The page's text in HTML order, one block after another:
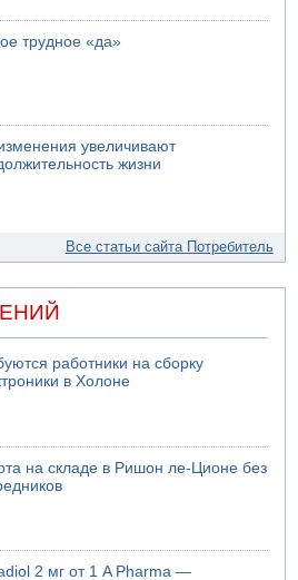
трудное «да»
увеличивают
жизни
Все статьи сайта Потребитель
работники на сборку
в Холоне
на складе в Ришон ле-Ционе без
2 мг от 1 A Pharma —